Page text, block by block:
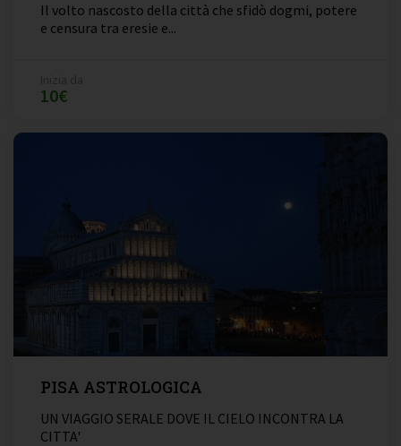
Il volto nascosto della città che sfidò dogmi, potere
e censura tra eresie e...
10€
PISA ASTROLOGICA
UN VIAGGIO SERALE DOVE IL CIELO INCONTRA LA
CITTA'